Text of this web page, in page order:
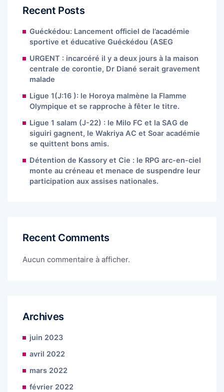
Recent Posts
Guéckédou: Lancement officiel de l’académie
sportive et éducative Guéckédou (ASEG
URGENT : incarcéré il y a deux jours à la maison
centrale de corontie, Dr Diané serait gravement
malade
Ligue 1(J:16 ): le Horoya malmène la Flamme
Olympique et se rapproche à fêter le titre.
Ligue 1 salam (J-22) : le Milo FC et la SAG de
siguiri gagnent, le Wakriya AC et Soar académie
se quittent bons amis.
Détention de Kassory et Cie : le RPG arc-en-ciel
monte au créneau et menace de suspendre leur
participation aux assises nationales.
Recent Comments
Aucun commentaire à afficher.
Archives
juin 2023
avril 2022
mars 2022
février 2022